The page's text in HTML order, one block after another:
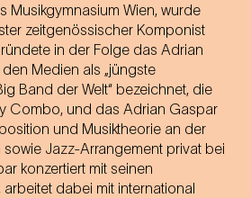
Musikgymnasium Wien, wurde
zeitgenössischer Komponist
in der Folge das Adrian
Medien als „jüngste
Band der Welt“ bezeichnet, die
Combo, und das Adrian Gaspar
und Musiktheorie an der
sowie Jazz-Arrangement privat bei
konzertiert mit seinen
arbeitet dabei mit international